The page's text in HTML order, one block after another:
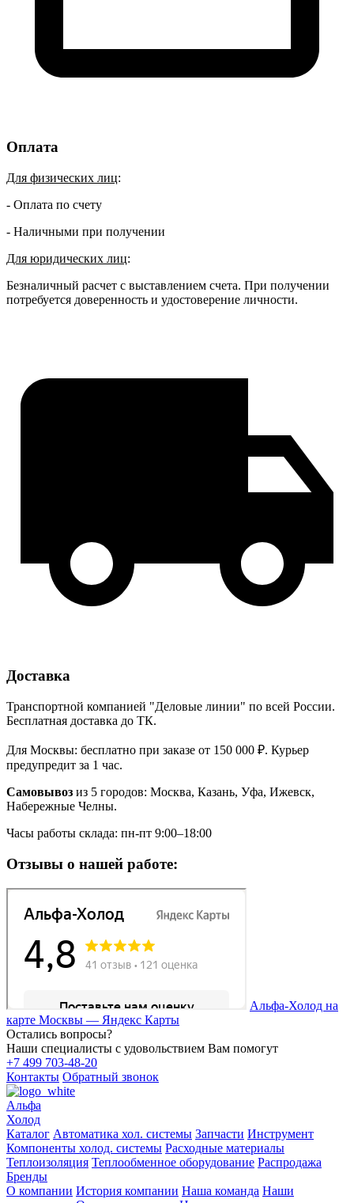
Оплата
Для физических лиц:
- Оплата по счету
- Наличными при получении
Для юридических лиц:
Безналичный расчет с выставлением счета. При получении
потребуется доверенность и удостоверение личности.
Доставка
Транспортной компанией "Деловые линии" по всей России.
Бесплатная доставка до ТК.
Для Москвы: бесплатно при заказе от 150 000 ₽. Курьер
предупредит за 1 час.
Самовывоз из 5 городов: Москва, Казань, Уфа, Ижевск,
Набережные Челны.
Часы работы склада: пн-пт 9:00–18:00
Отзывы о нашей работе:
Альфа-Холод на
карте Москвы — Яндекс Карты
Остались вопросы?
Наши специалисты с удовольствием Вам помогут
+7 499 703-48-20
Контакты Обратный звонок
Альфа
Холод
Каталог Автоматика хол. системы Запчасти Инструмент
Компоненты холод. системы Расходные материалы
Теплоизоляция Теплообменное оборудование Распродажа
Бренды
О компании История компании Наша команда Наши